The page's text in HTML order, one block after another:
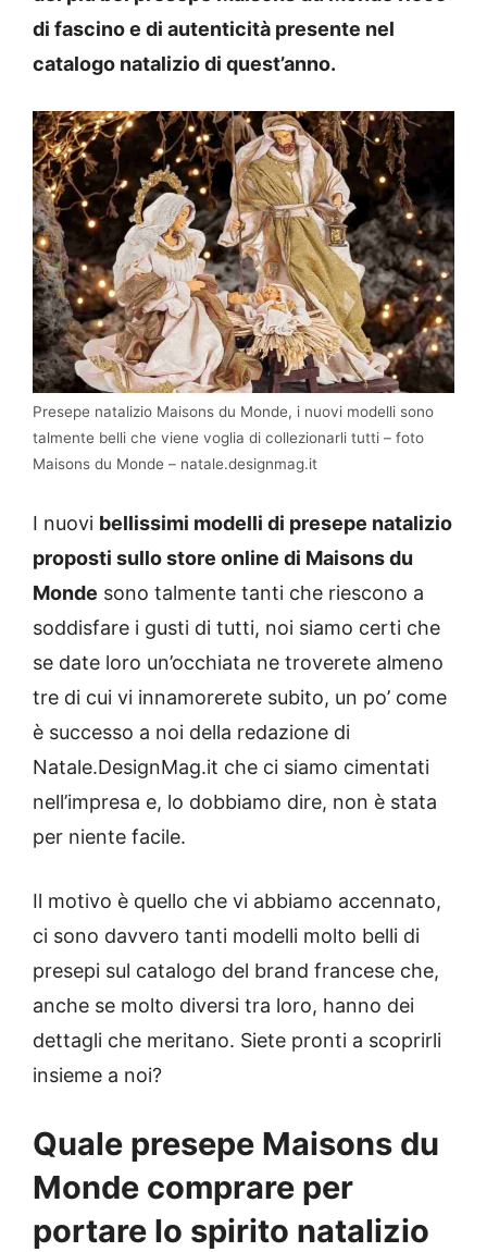
di fascino e di autenticità presente nel
catalogo natalizio di quest’anno.
Presepe natalizio Maisons du Monde, i nuovi modelli sono
talmente belli che viene voglia di collezionarli tutti – foto
Maisons du Monde – natale.designmag.it
I nuovi bellissimi modelli di presepe natalizio
proposti sullo store online di Maisons du
Monde sono talmente tanti che riescono a
soddisfare i gusti di tutti, noi siamo certi che
se date loro un’occhiata ne troverete almeno
tre di cui vi innamorerete subito, un po’ come
è successo a noi della redazione di
Natale.DesignMag.it che ci siamo cimentati
nell’impresa e, lo dobbiamo dire, non è stata
per niente facile.
Il motivo è quello che vi abbiamo accennato,
ci sono davvero tanti modelli molto belli di
presepi sul catalogo del brand francese che,
anche se molto diversi tra loro, hanno dei
dettagli che meritano. Siete pronti a scoprirli
insieme a noi?
Quale presepe Maisons du
Monde comprare per
portare lo spirito natalizio